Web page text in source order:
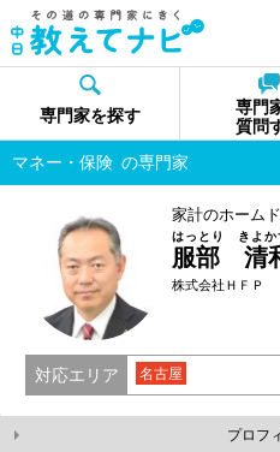
専門家を探す
専門
質問
マネー・保険 の専門家
家計のホーム
服部 清
はっとり きよか
株式会社ＨＦＰ
対応エリア 名古屋
プロフ